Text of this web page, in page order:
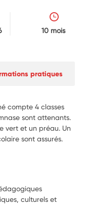
10 mois
pratiques
compte 4 classes
sont attenants.
vert et un préau. Un
sont assurés.
culturels et